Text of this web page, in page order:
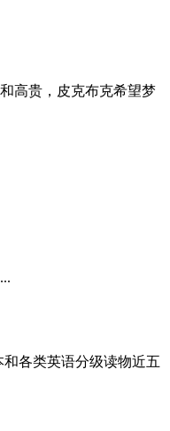
高贵，皮克布克希望梦
各类英语分级读物近五